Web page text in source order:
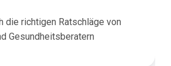
die richtigen Ratschläge von
Gesundheitsberatern